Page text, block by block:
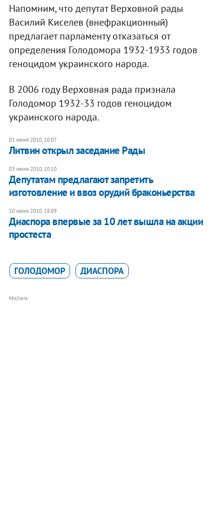
Напомним, что депутат Верховной рады
Василий Киселев (внефракционный)
предлагает парламенту отказаться от
определения Голодомора 1932-1933 годов
геноцидом украинского народа.
В 2006 году Верховная рада признала
Голодомор 1932-33 годов геноцидом
украинского народа.
01 июня 2010, 10:07
Литвин открыл заседание Рады
03 июня 2010, 10:10
Депутатам предлагают запретить
изготовление и ввоз орудий браконьерства
10 июня 2010, 18:09
Диаспора впервые за 10 лет вышла на акции
простеста
ГОЛОДОМОР ДИАСПОРА
РЕКЛАМА